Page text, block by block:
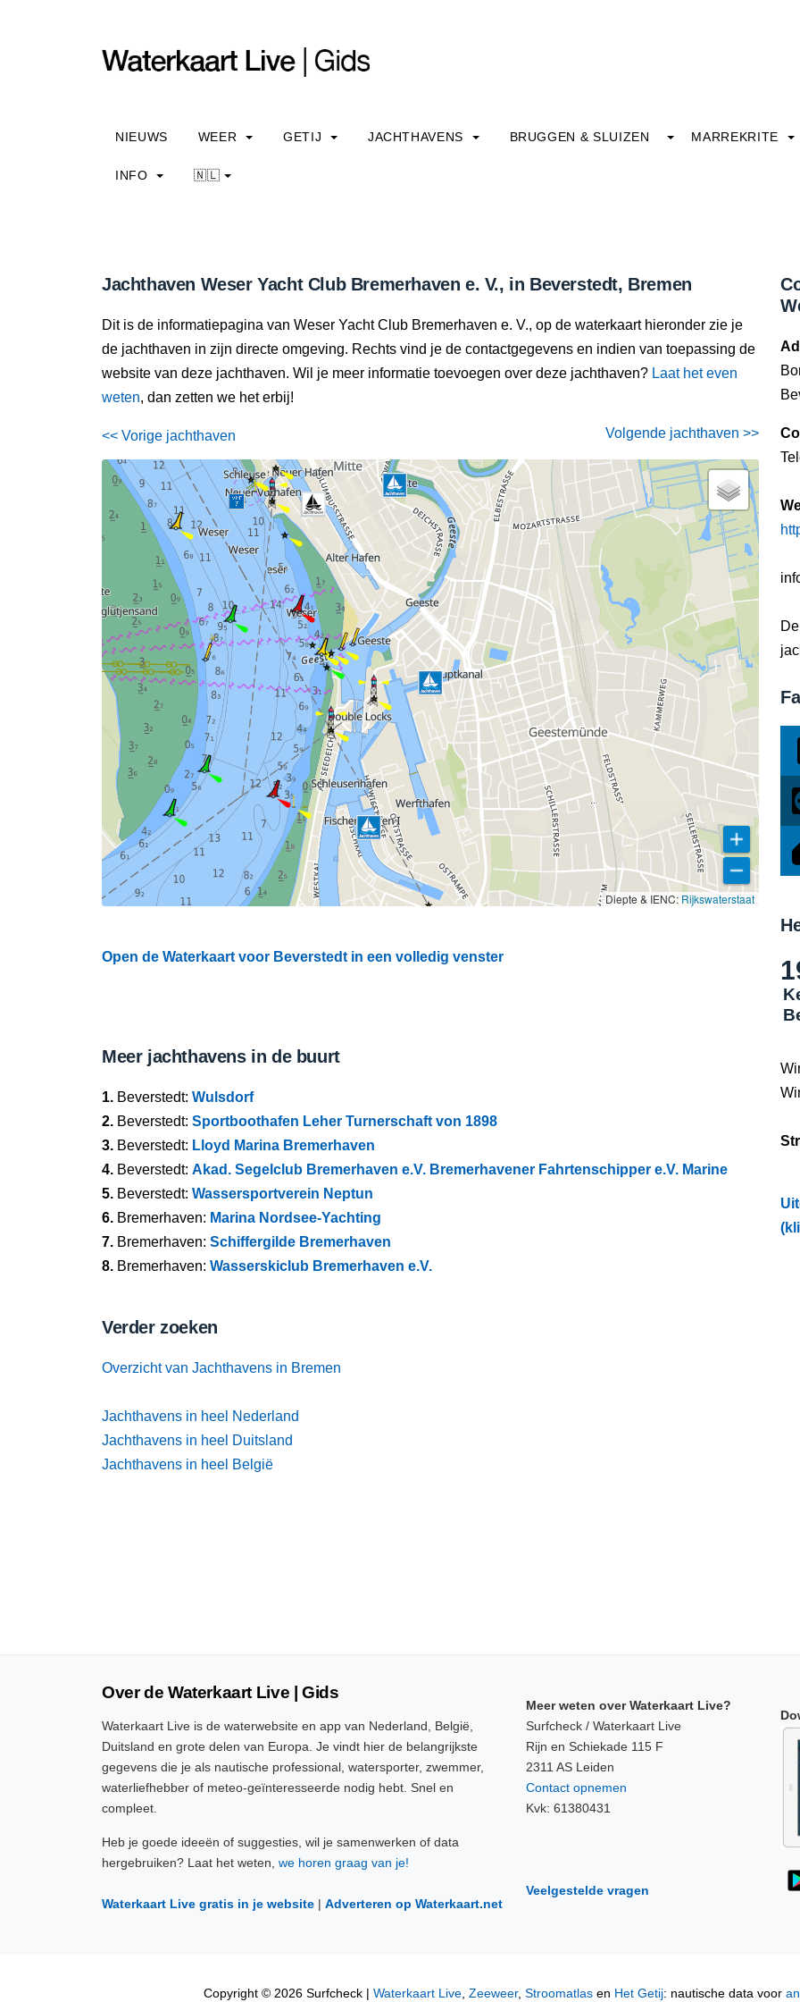
NIEUWS WEER GETIJ JACHTHAVENS BRUGGEN & SLUIZEN MARREKRITE
INFO 🇳🇱
Jachthaven Weser Yacht Club Bremerhaven e. V., in Beverstedt, Bremen
Dit is de informatiepagina van Weser Yacht Club Bremerhaven e. V., op de waterkaart hieronder zie je
de jachthaven in zijn directe omgeving. Rechts vind je de contactgegevens en indien van toepassing de
website van deze jachthaven. Wil je meer informatie toevoegen over deze jachthaven? Laat het even
weten, dan zetten we het erbij!
<< Vorige jachthaven Volgende jachthaven >>
Diepte & IENC: Rijkswaterstaat
Open de Waterkaart voor Beverstedt in een volledig venster
Meer jachthavens in de buurt
1. Beverstedt: Wulsdorf
2. Beverstedt: Sportboothafen Leher Turnerschaft von 1898
3. Beverstedt: Lloyd Marina Bremerhaven
4. Beverstedt: Akad. Segelclub Bremerhaven e.V. Bremerhavener Fahrtenschipper e.V. Marine
5. Beverstedt: Wassersportverein Neptun
6. Bremerhaven: Marina Nordsee-Yachting
7. Bremerhaven: Schiffergilde Bremerhaven
8. Bremerhaven: Wasserskiclub Bremerhaven e.V.
Verder zoeken
Overzicht van Jachthavens in Bremen
Jachthavens in heel Nederland
Jachthavens in heel Duitsland
Jachthavens in heel België
Over de Waterkaart Live | Gids
Waterkaart Live is de waterwebsite en app van Nederland, België,
Duitsland en grote delen van Europa. Je vindt hier de belangrijkste
gegevens die je als nautische professional, watersporter, zwemmer,
waterliefhebber of meteo-geïnteresseerde nodig hebt. Snel en
compleet.
Heb je goede ideeën of suggesties, wil je samenwerken of data
hergebruiken? Laat het weten, we horen graag van je!
Waterkaart Live gratis in je website | Adverteren op Waterkaart.net
Meer weten over Waterkaart Live?
Surfcheck / Waterkaart Live
Rijn en Schiekade 115 F
2311 AS Leiden
Contact opnemen
Kvk: 61380431
Veelgestelde vragen
Copyright © 2026 Surfcheck | Waterkaart Live, Zeeweer, Stroomatlas en Het Getij: nautische data voor